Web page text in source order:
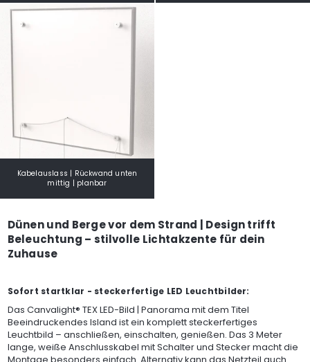
Kabelauslass | Rückwand unten
mittig | planbar
Dünen und Berge vor dem Strand | Design trifft
Beleuchtung – stilvolle Lichtakzente für dein
Zuhause
Sofort startklar - steckerfertige LED Leuchtbilder:
Das Canvalight® TEX LED-Bild | Panorama mit dem Titel
Beeindruckendes Island ist ein komplett steckerfertiges
Leuchtbild – anschließen, einschalten, genießen. Das 3 Meter
lange, weiße Anschlusskabel mit Schalter und Stecker macht die